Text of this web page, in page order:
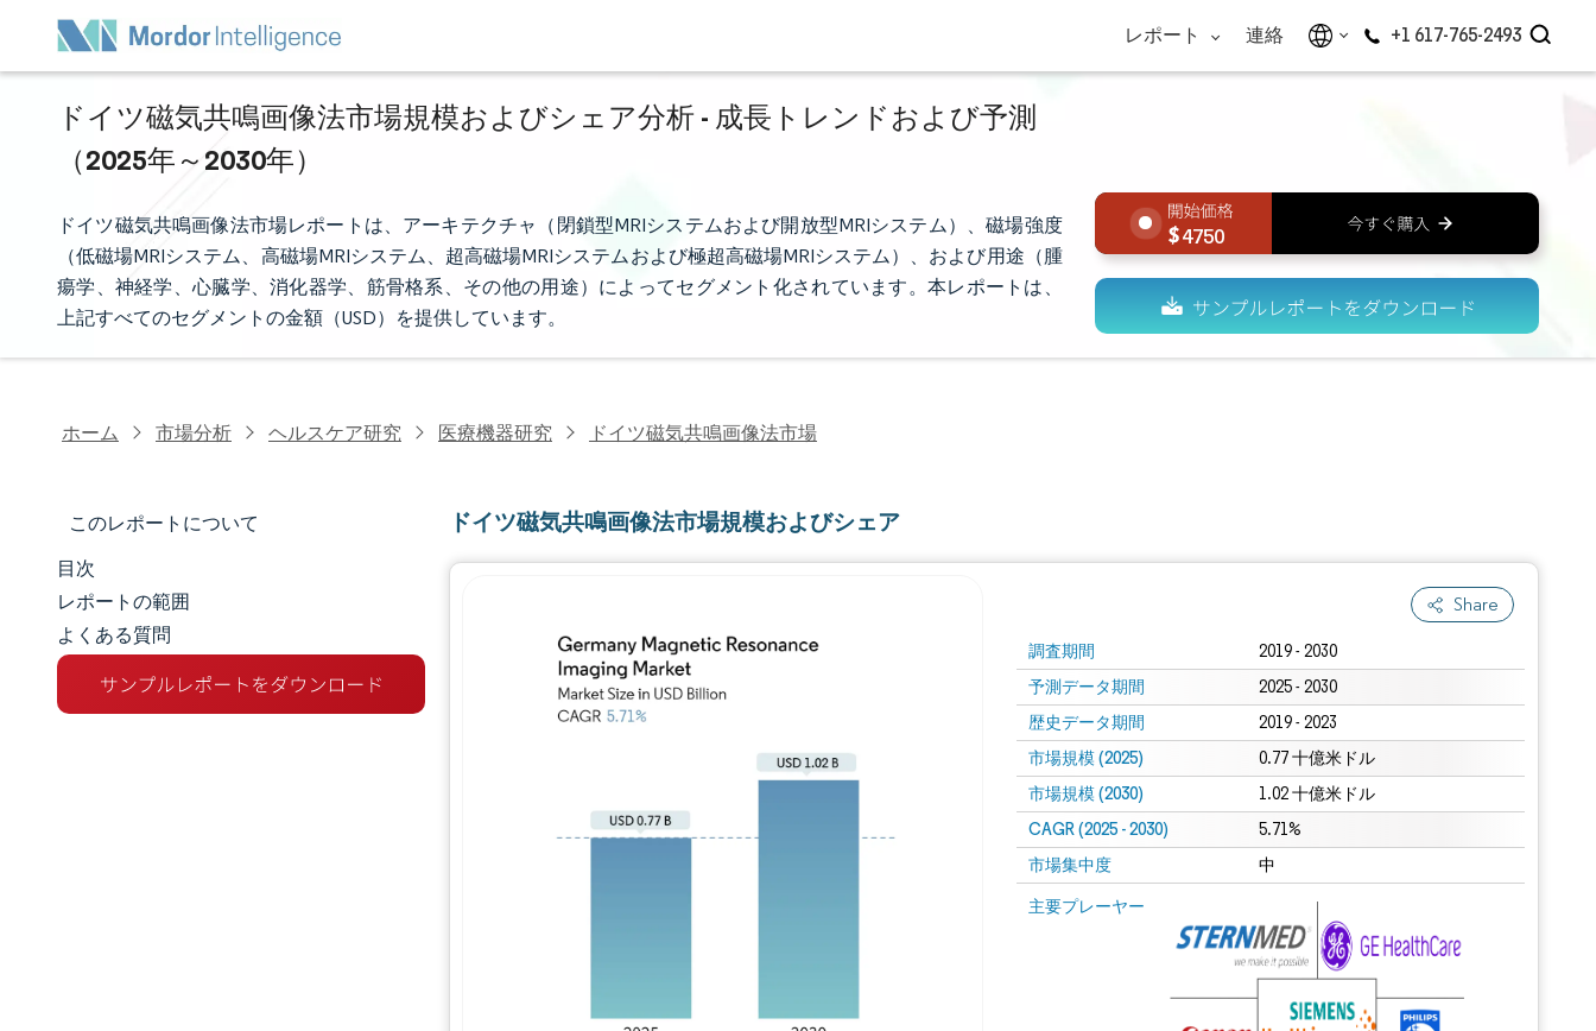
レポート 連絡 +1 617-765-2493
ドイツ磁気共鳴画像法市場規模およびシェア分析 - 成長トレンドおよび予測
（2025年～2030年）
ドイツ磁気共鳴画像法市場レポートは、アーキテクチャ（閉鎖型MRIシステムおよび開放型MRIシステム）、磁場強度
（低磁場MRIシステム、高磁場MRIシステム、超高磁場MRIシステムおよび極超高磁場MRIシステム）、および用途（腫
瘍学、神経学、心臓学、消化器学、筋骨格系、その他の用途）によってセグメント化されています。本レポートは、
上記すべてのセグメントの金額（USD）を提供しています。
4750
ホーム 市場分析 ヘルスケア研究 医療機器研究 ドイツ磁気共鳴画像法市場
このレポートについて
マーケットスナップショット
市場概要
主な市場動向
目次
レポートの範囲
よくある質問
ドイツ磁気共鳴画像法市場規模およびシェア
Share
調査期間 2019 - 2030
予測データ期間 2025 - 2030
歴史データ期間 2019 - 2023
市場規模 (2025) 0.77 十億米ドル
市場規模 (2030) 1.02 十億米ドル
CAGR (2025 - 2030) 5.71%
市場集中度 中
主要プレーヤー